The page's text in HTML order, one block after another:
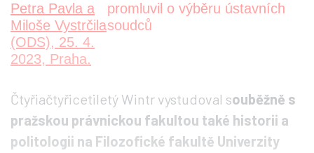
promluvil o výběru ústavních
soudců
Čtyřiačtyřicetiletý Wintr vystudoval souběžně s
pražskou právnickou fakultou také historii a
politologii na Filozofické fakultě Univerzity